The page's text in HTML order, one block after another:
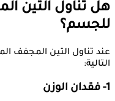
هل تناول التين
للجسم؟
عند تناول التين المجفف
التالية:
1- فقدان الوزن